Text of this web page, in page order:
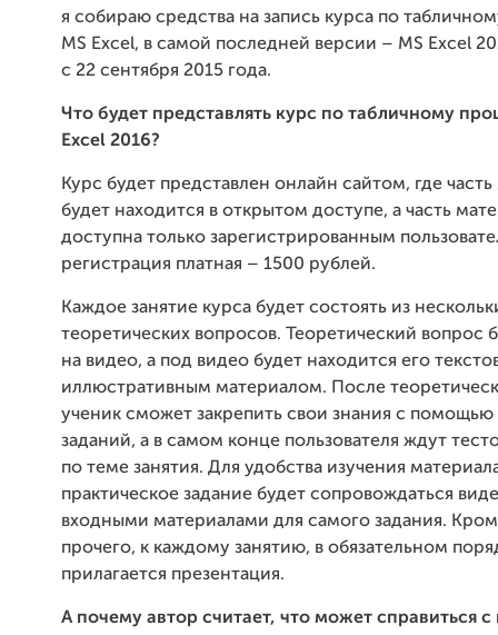
я собираю средства на запись курса по
MS Excel, в самой последней версии – MS Excel
с 22 сентября 2015 года.
Что будет представлять курс по табличному
Excel 2016?
Курс будет представлен онлайн сайтом, где
будет находится в открытом доступе, а часть
доступна только зарегистрированным
регистрация платная – 1500 рублей.
Каждое занятие курса будет состоять из
теоретических вопросов. Теоретический вопрос
на видео, а под видео будет находится его
иллюстративным материалом. После
ученик сможет закрепить свои знания с помощью
заданий, а в самом конце пользователя ждут
по теме занятия. Для удобства изучения
практическое задание будет сопровождаться
входными материалами для самого задания.
прочего, к каждому занятию, в обязательном
прилагается презентация.
А почему автор считает, что может справиться